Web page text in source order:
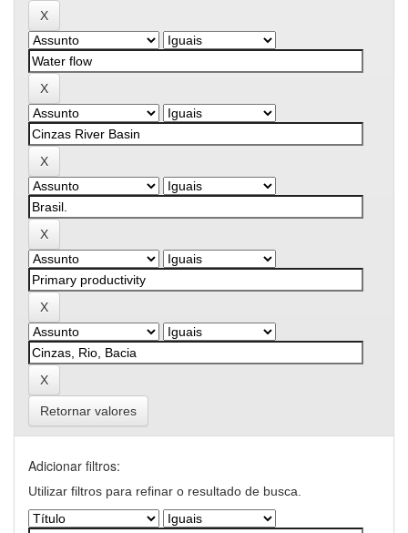
Retornar valores
Adicionar filtros:
Utilizar filtros para refinar o resultado de busca.